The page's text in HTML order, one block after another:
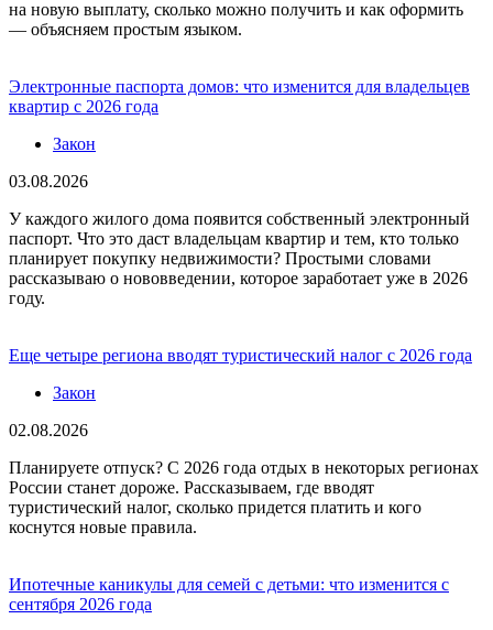
на новую выплату, сколько можно получить и как оформить
— объясняем простым языком.
Электронные паспорта домов: что изменится для владельцев
квартир с 2026 года
Закон
03.08.2026
У каждого жилого дома появится собственный электронный
паспорт. Что это даст владельцам квартир и тем, кто только
планирует покупку недвижимости? Простыми словами
рассказываю о нововведении, которое заработает уже в 2026
году.
Еще четыре региона вводят туристический налог с 2026 года
Закон
02.08.2026
Планируете отпуск? С 2026 года отдых в некоторых регионах
России станет дороже. Рассказываем, где вводят
туристический налог, сколько придется платить и кого
коснутся новые правила.
Ипотечные каникулы для семей с детьми: что изменится с
сентября 2026 года